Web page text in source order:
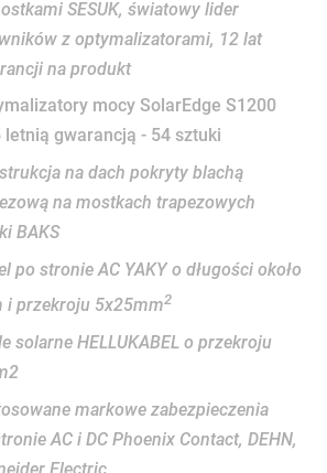
SESUK, światowy lider
z optymalizatorami, 12 lat
na produkt
mocy SolarEdge S1200
letnią gwarancją - 54 sztuki
na dach pokryty blachą
na mostkach trapezowych
BAKS
po stronie AC YAKY o długości około
i przekroju 5x25mm2
solarne HELLUKABEL o przekroju
markowe zabezpieczenia
AC i DC Phoenix Contact, DEHN,
Electric